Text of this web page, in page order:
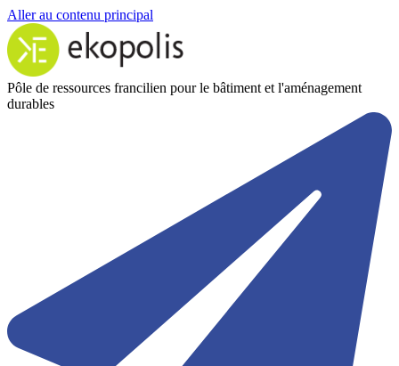
Aller au contenu principal
Pôle de ressources francilien pour le bâtiment et l'aménagement
durables